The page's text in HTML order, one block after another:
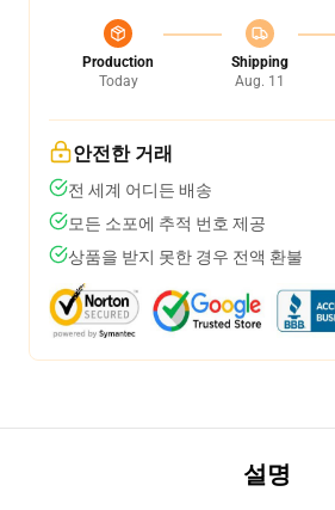
Production
Today
Shipping
Aug. 11
안전한 거래
전 세계 어디든 배송
모든 소포에 추적 번호 제공
상품을 받지 못한 경우 전액 환불
설명